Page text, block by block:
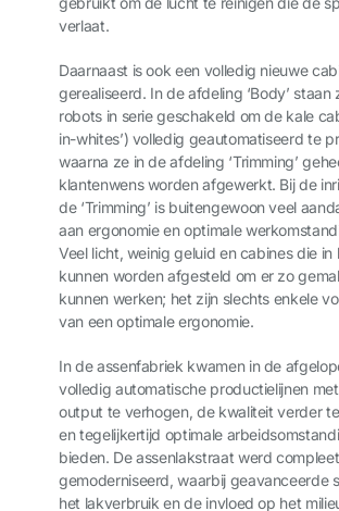
verlaat.
Daarnaast is ook een volledig nieuwe
gerealiseerd. In de afdeling ‘Body’ staan
robots in serie geschakeld om de kale
in-whites’) volledig geautomatiseerd te
waarna ze in de afdeling ‘Trimming’
klantenwens worden afgewerkt. Bij de
de ‘Trimming’ is buitengewoon veel
aan ergonomie en optimale
Veel licht, weinig geluid en cabines die in
kunnen worden afgesteld om er zo
kunnen werken; het zijn slechts enkele
van een optimale ergonomie.
In de assenfabriek kwamen in de
volledig automatische productielijnen
output te verhogen, de kwaliteit verder
en tegelijkertijd optimale
bieden. De assenlakstraat werd compleet
gemoderniseerd, waarbij geavanceerde
het lakverbruik en de invloed op het